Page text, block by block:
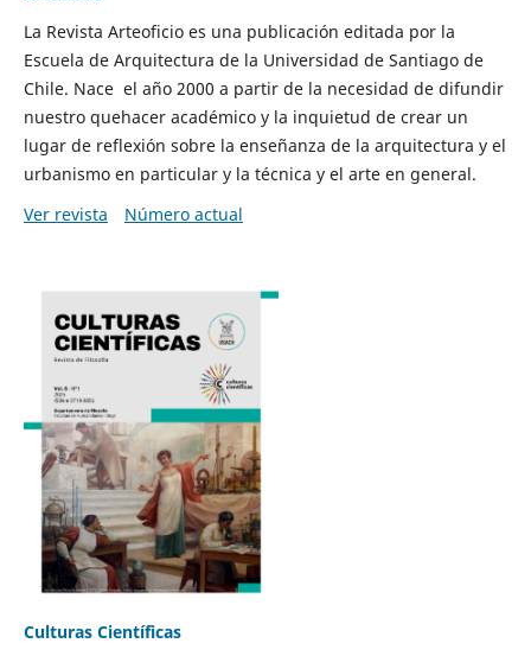
La Revista Arteoficio es una publicación editada por la
Escuela de Arquitectura de la Universidad de Santiago de
Chile. Nace el año 2000 a partir de la necesidad de difundir
nuestro quehacer académico y la inquietud de crear un
lugar de reflexión sobre la enseñanza de la arquitectura y el
urbanismo en particular y la técnica y el arte en general.
Ver revista
Número actual
Culturas Científicas